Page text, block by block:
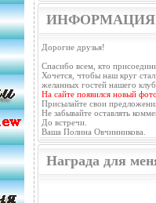
ИНФОРМАЦИЯ
Дорогие друзья!
Спасибо всем, кто
Хочется, чтобы наш круг
желанных гостей нашего
На сайте появился новый
Присылайте свои
Не забывайте оставлять
До встречи.
Ваша Полина Овчинникова.
Награда для